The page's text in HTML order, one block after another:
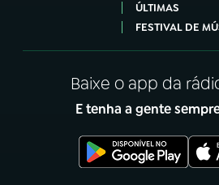
ÚLTIMAS
FESTIVAL DE
Baixe o app da
E tenha a gente